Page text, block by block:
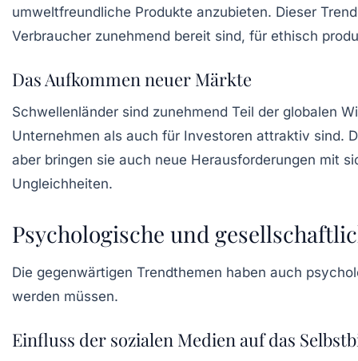
umweltfreundliche Produkte anzubieten. Dieser
Verbraucher zunehmend bereit sind, für ethisch
Das Aufkommen neuer Märkte
Schwellenländer sind zunehmend Teil der globalen
Unternehmen als auch für Investoren attraktiv sind.
aber bringen sie auch neue Herausforderungen mit
Ungleichheiten.
Psychologische und
Die gegenwärtigen Trendthemen haben auch
werden müssen.
Einfluss der sozialen Medien auf das